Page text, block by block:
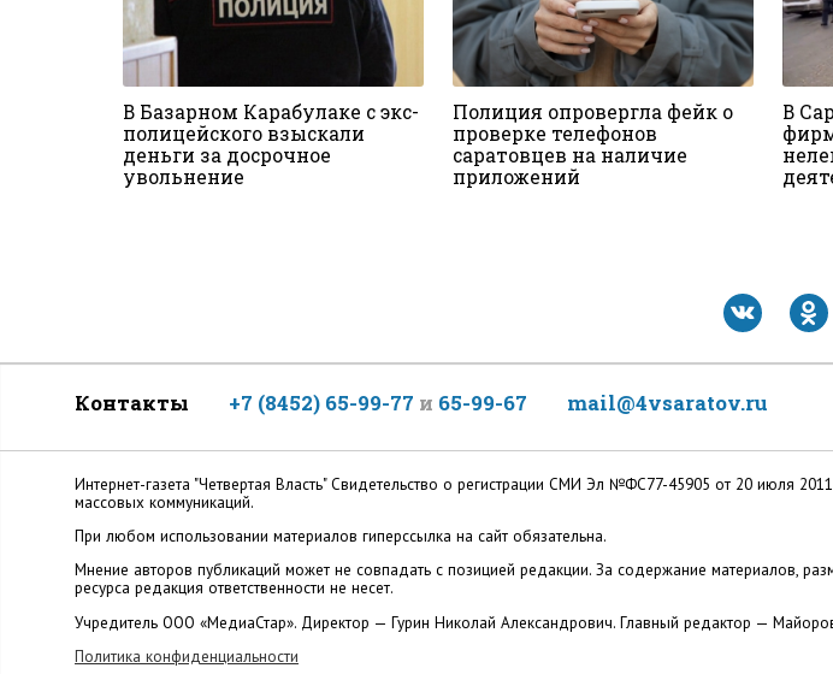
В Базарном Карабулаке с экс-
полицейского взыскали
деньги за досрочное
увольнение
Полиция опровергла фейк о
проверке телефонов
саратовцев на наличие
приложений
В
Контакты +7 (8452) 65-99-77 и 65-99-67 mail@4vsaratov.ru
Интернет-газета "Четвертая Власть" Cвидетельство о регистрации СМИ Эл №ФС77-45905 от 20 июля
массовых коммуникаций.
При любом использовании материалов гиперссылка на сайт обязательна.
Мнение авторов публикаций может не совпадать с позицией редакции. За содержание материалов,
ресурса редакция ответственности не несет.
Учредитель ООО «МедиаСтар». Директор — Гурин Николай Александрович. Главный редактор —
Политика конфиденциальности